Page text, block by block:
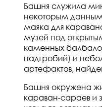
Башня служила
некоторым
маяка для
музей под
каменных
надгробий) и
артефактов,
Башня окружена
караван-сараев и